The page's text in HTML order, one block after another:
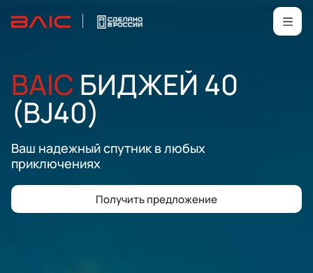
BAIC БИДЖЕЙ 40
(BJ40)
Ваш надежный спутник в любых
приключениях
Получить предложение